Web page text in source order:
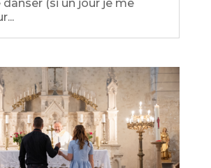
(si un jour je me